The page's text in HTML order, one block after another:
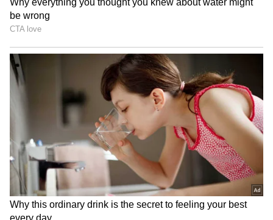
கட்டடம் மற்றும் இதர வசதிகளுக்கான
பணிகள் மேற்கொள்ளப்படும். நவீன
வசதிகளுடன் கூடிய புதிய ரயில்
நிலையத்தின் முதல் கட்டப் பணிகள்
நிறைவடைந்துள்ளன. அயோத்தியில்
உலகத்தரம் வாய்ந்த ரயில் நிலையத்தின்
முதல் கட்டப் பணிகளை முடிக்க சுமார் ரூ.241
கோடி செலவிடப்பட்டுள்ளது.